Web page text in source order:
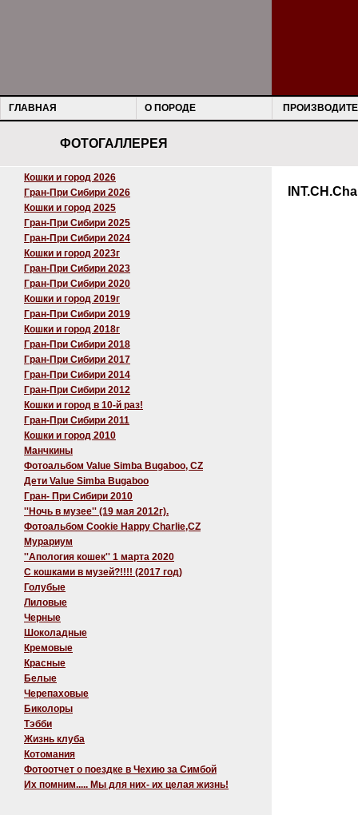
ГЛАВНАЯ О ПОРОДЕ
ФОТОГАЛЛЕРЕЯ
Кошки и город 2026
Гран-При Сибири 2026
Кошки и город 2025
Гран-При Сибири 2025
Гран-При Сибири 2024
Кошки и город 2023г
Гран-При Сибири 2023
Гран-При Сибири 2020
Кошки и город 2019г
Гран-При Сибири 2019
Кошки и город 2018г
Гран-При Сибири 2018
Гран-При Сибири 2017
Гран-При Сибири 2014
Гран-При Сибири 2012
Кошки и город в 10-й раз!
Гран-При Сибири 2011
Кошки и город 2010
Манчкины
Фотоальбом Value Simba Bugaboo, CZ
Дети Value Simba Bugaboo
Гран- При Сибири 2010
''Ночь в музее'' (19 мая 2012г).
Фотоальбом Cookie Happy Charlie,CZ
Мурариум
''Апология кошек'' 1 марта 2020
C кошками в музей?!!!! (2017 год)
Голубые
Лиловые
Черные
Шоколадные
Кремовые
Красные
Белые
Черепаховые
Биколоры
Тэбби
Жизнь клуба
Котомания
Фотоотчет о поездке в Чехию за Симбой
Их помним..... Мы для них- их целая жизнь!